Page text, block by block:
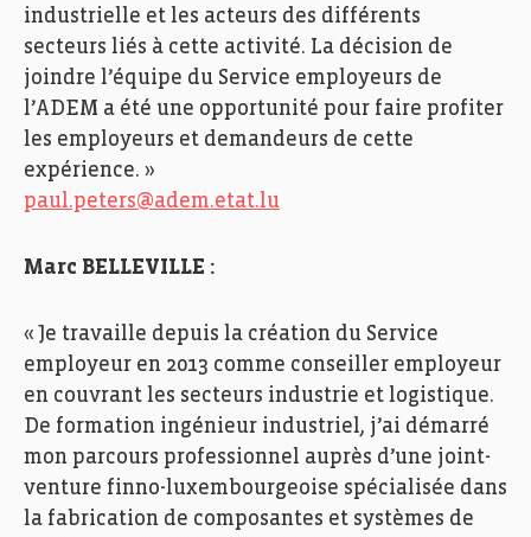
industrielle et les acteurs des différents
secteurs liés à cette activité. La décision de
joindre l’équipe du Service employeurs de
l’ADEM a été une opportunité pour faire profiter
les employeurs et demandeurs de cette
expérience. »
paul.peters@adem.etat.lu
Marc BELLEVILLE :
« Je travaille depuis la création du Service
employeur en 2013 comme conseiller employeur
en couvrant les secteurs industrie et logistique.
De formation ingénieur industriel, j’ai démarré
mon parcours professionnel auprès d’une joint-
venture finno-luxembourgeoise spécialisée dans
la fabrication de composantes et systèmes de